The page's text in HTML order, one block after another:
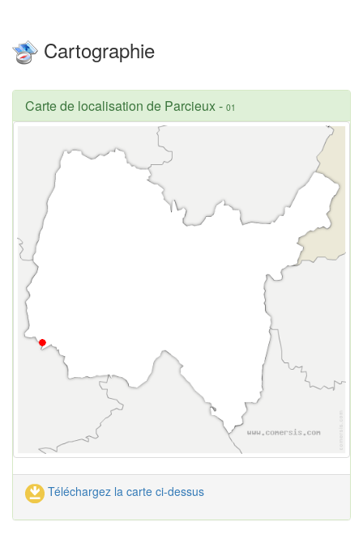
Cartographie
Carte de localisation de Parcieux- 01
Téléchargez la carte ci-dessus